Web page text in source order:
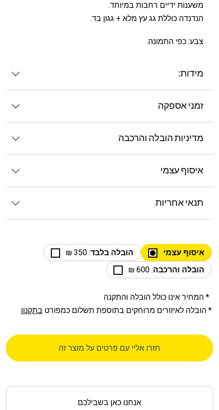
משענות ידיים רחבות במיוחד.
הנדנדה כוללת גג עץ מלא + גגון בד.
צבע: כפי התמונה.
מידות:
זמני אספקה
מדיניות הובלה והרכבה
איסוף עצמי
תנאי אחריות
איסוף עצמי הובלה בלבד: 350 ₪
הובלה והרכבה: 600 ₪
* המחיר אינו כולל הובלה והתקנה
* הובלה לאיזורים מרוחקים בתוספת תשלום כמפורט בתקנון
חזרו אליי עם פרטים על מוצר זה
אנחנו כאן בשבילכם